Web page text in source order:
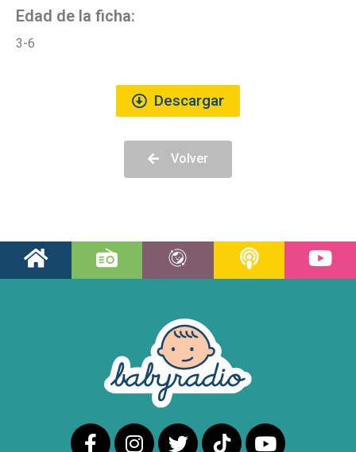
Edad de la ficha:
3-6
Descargar
Volver